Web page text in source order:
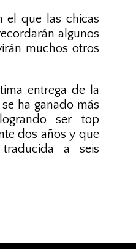
el que las chicas
algunos
muchos otros
entrega de la
ha ganado más
ser top
dos años y que
a seis